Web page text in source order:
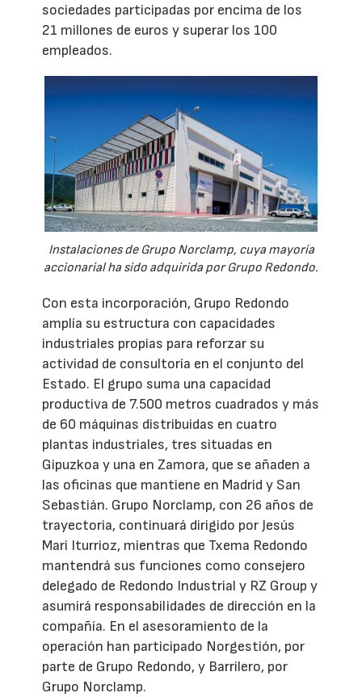
sociedades participadas por encima de los
21 millones de euros y superar los 100
empleados.
Instalaciones de Grupo Norclamp, cuya mayoría
accionarial ha sido adquirida por Grupo Redondo.
Con esta incorporación, Grupo Redondo
amplía su estructura con capacidades
industriales propias para reforzar su
actividad de consultoría en el conjunto del
Estado. El grupo suma una capacidad
productiva de 7.500 metros cuadrados y más
de 60 máquinas distribuidas en cuatro
plantas industriales, tres situadas en
Gipuzkoa y una en Zamora, que se añaden a
las oficinas que mantiene en Madrid y San
Sebastián. Grupo Norclamp, con 26 años de
trayectoria, continuará dirigido por Jesús
Mari Iturrioz, mientras que Txema Redondo
mantendrá sus funciones como consejero
delegado de Redondo Industrial y RZ Group y
asumirá responsabilidades de dirección en la
compañía. En el asesoramiento de la
operación han participado Norgestión, por
parte de Grupo Redondo, y Barrilero, por
Grupo Norclamp.